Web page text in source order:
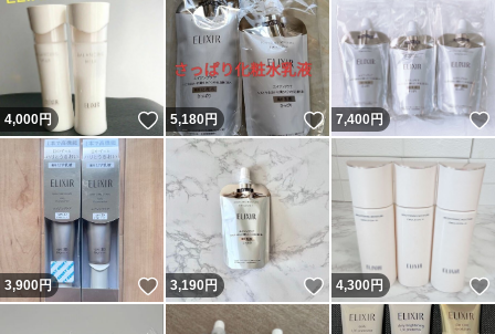
4,000円 いいね！
5,180円 いいね！
7,400円
3,900円 いいね！
3,190 円 いいね！
4,300円